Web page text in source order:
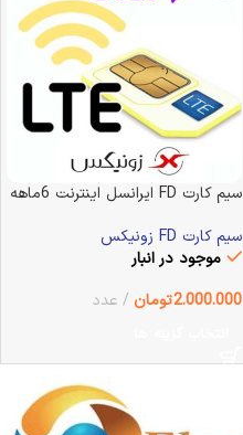
سیم کارت FD ایرانسل اینترنت 6ماهه
سیم کارت FD زونیکس
موجود در انبار
2.000.000تومان عدد